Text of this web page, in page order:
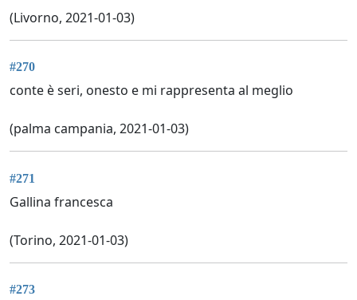
(Livorno, 2021-01-03)
#270
conte è seri, onesto e mi rappresenta al meglio
(palma campania, 2021-01-03)
#271
Gallina francesca
(Torino, 2021-01-03)
#273